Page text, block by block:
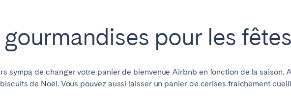
gourmandises pour les fêtes
sympa de changer votre panier de bienvenue Airbnb en fonction de la saison.
de Noël. Vous pouvez aussi laisser un panier de cerises fraichement